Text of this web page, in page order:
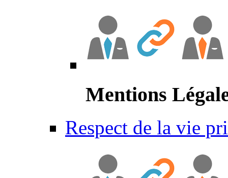
Mentions
Respect de la vie